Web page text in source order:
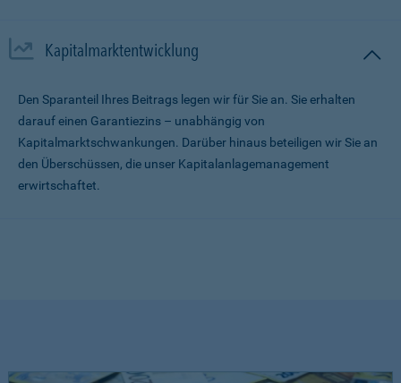
Kapitalmarktentwicklung
Den Sparanteil Ihres Beitrags legen wir für Sie an. Sie erhalten
darauf einen Garantiezins – unabhängig von
Kapitalmarktschwankungen. Darüber hinaus beteiligen wir Sie an
den Überschüssen, die unser Kapitalanlagemanagement
erwirtschaftet.